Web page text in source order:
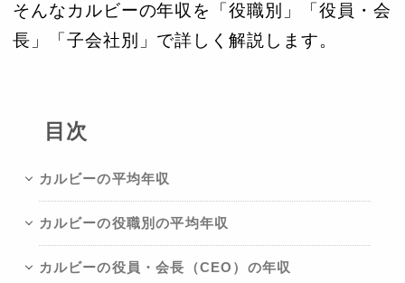
そんなカルビーの年収を「役職別」「役員・会
長」「子会社別」で詳しく解説します。
目次
カルビーの平均年収
カルビーの役職別の平均年収
カルビーの役員・会長（CEO）の年収